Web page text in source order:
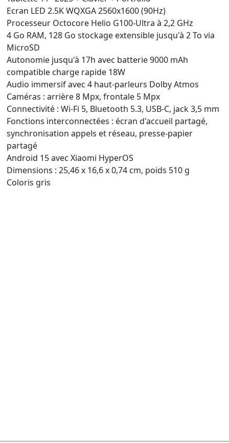
Ecran LED 2.5K WQXGA 2560x1600 (90Hz)
Processeur Octocore Helio G100-Ultra à 2,2 GHz
4 Go RAM, 128 Go stockage extensible jusqu'à 2 To via
MicroSD
Autonomie jusqu'à 17h avec batterie 9000 mAh
compatible charge rapide 18W
Audio immersif avec 4 haut-parleurs Dolby Atmos
Caméras : arrière 8 Mpx, frontale 5 Mpx
Connectivité : Wi-Fi 5, Bluetooth 5.3, USB-C, jack 3,5 mm
Fonctions interconnectées : écran d'accueil partagé,
synchronisation appels et réseau, presse-papier
partagé
Android 15 avec Xiaomi HyperOS
Dimensions : 25,46 x 16,6 x 0,74 cm, poids 510 g
Coloris gris